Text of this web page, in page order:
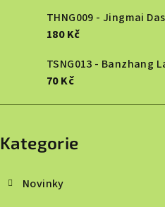
180 Kč
70 Kč
Kategorie
Novinky